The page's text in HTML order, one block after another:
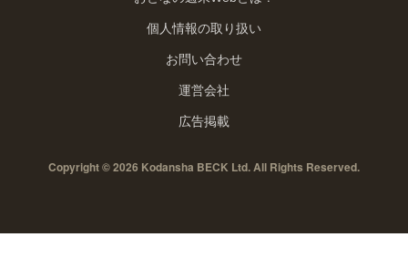
個人情報の取り扱い
お問い合わせ
運営会社
広告掲載
Copyright © 2026 Kodansha BECK Ltd. All Rights Reserved.